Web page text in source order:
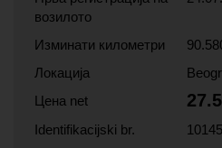
возилото
Изминати километри
Локација
Цена net
Identifikacijski br. 10145